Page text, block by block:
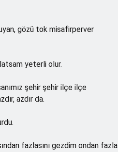
gözü tok misafirperver
yeterli olur.
şehir şehir ilçe ilçe
azdır da.
fazlasını gezdim ondan fazla